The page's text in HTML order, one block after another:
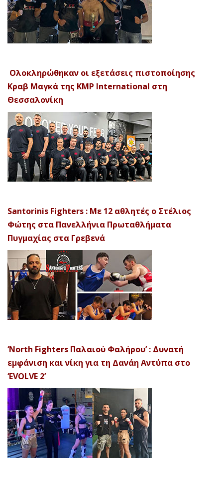
Ολοκληρώθηκαν οι εξετάσεις πιστοποίησης
Κραβ Μαγκά της KMP International στη
Θεσσαλονίκη
Santorinis Fighters : Με 12 αθλητές ο Στέλιος
Φώτης στα Πανελλήνια Πρωταθλήματα
Πυγμαχίας στα Γρεβενά
‘North Fighters Παλαιού Φαλήρου’ : Δυνατή
εμφάνιση και νίκη για τη Δανάη Αντύπα στο
‘EVOLVE 2’